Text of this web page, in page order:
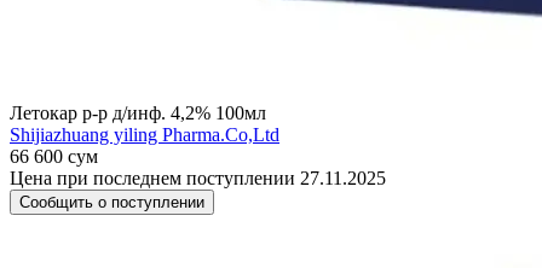
Летокар р-р д/инф. 4,2% 100мл
Shijiazhuang yiling Pharma.Co,Ltd
66 600 сум
Цена при последнем поступлении 27.11.2025
Сообщить о поступлении